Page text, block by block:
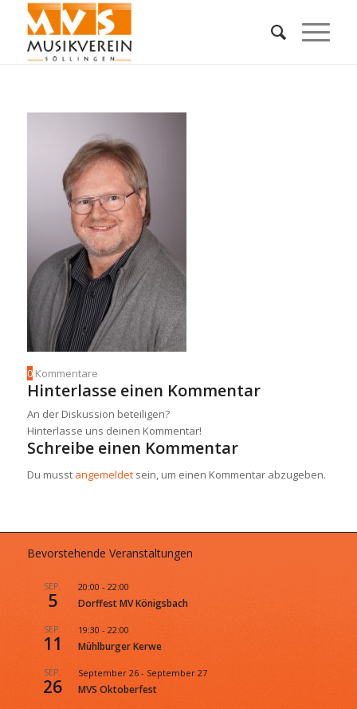
0 Kommentare
Hinterlasse einen Kommentar
An der Diskussion beteiligen?
Hinterlasse uns deinen Kommentar!
Schreibe einen Kommentar
Du musst angemeldetsein, um einen Kommentar abzugeben.
Bevorstehende Veranstaltungen
SEP.
5
20:00 - 22:00
Dorffest MV Königsbach
SEP.
11
19:30 - 22:00
Mühlburger Kerwe
SEP.
26
September 26- September 27
MVS Oktoberfest